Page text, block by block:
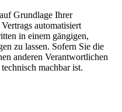
Grundlage Ihrer
automatisiert
in einem gängigen,
zu lassen. Sofern Sie die
anderen Verantwortlichen
machbar ist.